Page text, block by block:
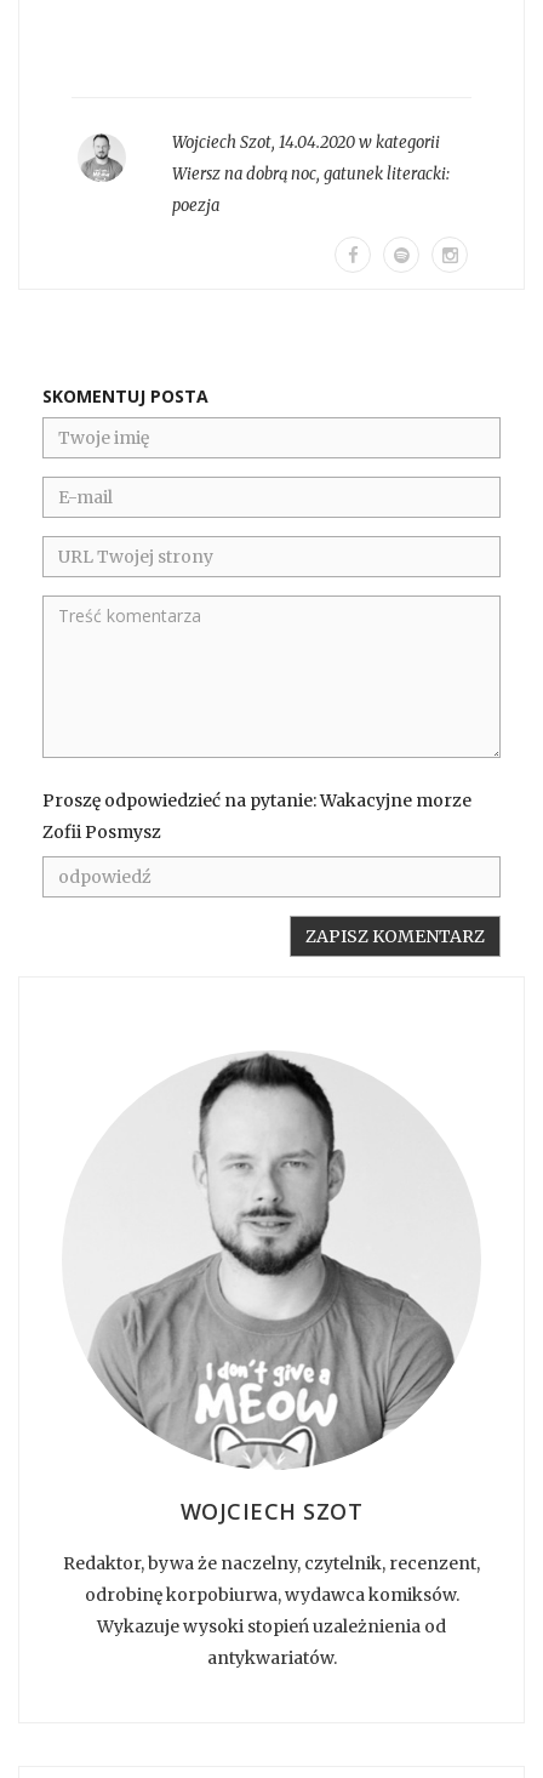
Wojciech Szot, 14.04.2020 w kategorii
Wiersz na dobrą noc, gatunek literacki:
poezja
SKOMENTUJ POSTA
Proszę odpowiedzieć na pytanie: Wakacyjne morze
Zofii Posmysz
WOJCIECH SZOT
Redaktor, bywa że naczelny, czytelnik, recenzent,
odrobinę korpobiurwa, wydawca komiksów.
Wykazuje wysoki stopień uzależnienia od
antykwariatów.